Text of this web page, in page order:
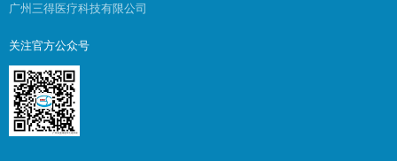
广州三得医疗科技有限公司
关注官方公众号